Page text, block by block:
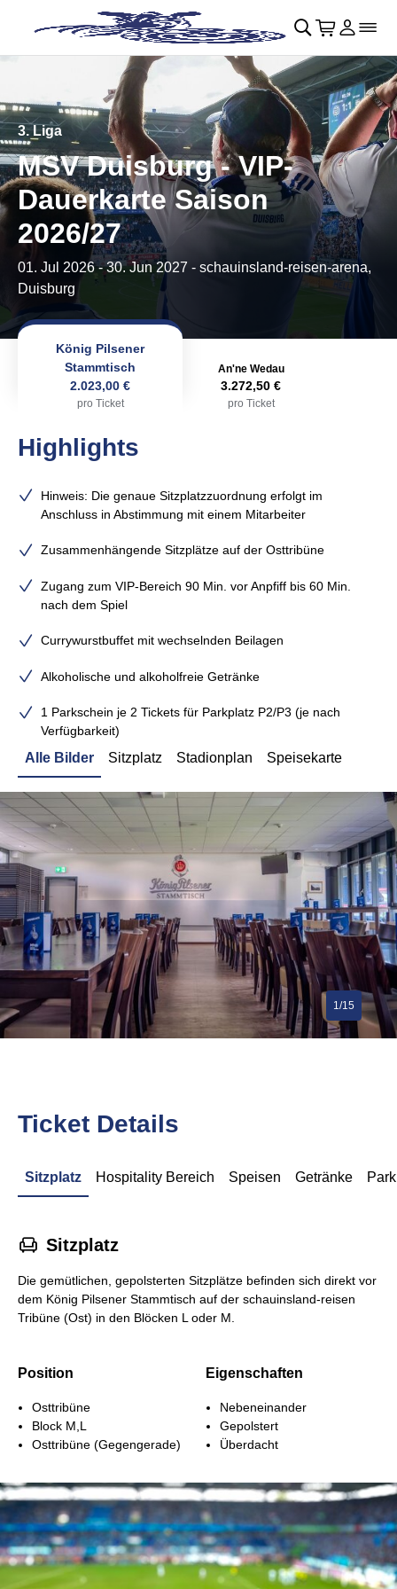
Navigation überspringen􀄫
􀊫 􀍩 Login
􀉩􀌇
3. Liga
MSV Duisburg - VIP-
Dauerkarte Saison
2026/27
01. Jul 2026 - 30. Jun 2027 - schauinsland-reisen-arena,
Duisburg
König Pilsener
Stammtisch
2.023,00 €
pro Ticket
An'ne Wedau
3.272,50 €
pro Ticket
Highlights
Hinweis: Die genaue Sitzplatzzuordnung erfolgt im
Anschluss in Abstimmung mit einem Mitarbeiter
Zusammenhängende Sitzplätze auf der Osttribüne
Zugang zum VIP-Bereich 90 Min. vor Anpfiff bis 60 Min.
nach dem Spiel
Currywurstbuffet mit wechselnden Beilagen
Alkoholische und alkoholfreie Getränke
1 Parkschein je 2 Tickets für Parkplatz P2/P3 (je nach
Verfügbarkeit)
Alle Bilder Sitzplatz Stadionplan Speisekarte
1/15
Ticket Details
Sitzplatz Hospitality Bereich Speisen Getränke
􁐴 Sitzplatz
Die gemütlichen, gepolsterten Sitzplätze befinden sich direkt vor
dem König Pilsener Stammtisch auf der schauinsland-reisen
Tribüne (Ost) in den Blöcken L oder M.
Position
Osttribüne
Block M,L
Osttribüne (Gegengerade)
Eigenschaften
Nebeneinander
Gepolstert
Überdacht